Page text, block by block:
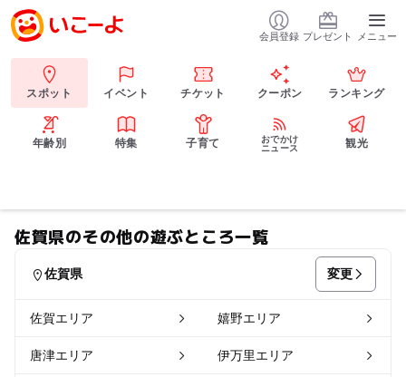
会員登録 プレゼント メニュー
スポット イベント チケット クーポン ランキング
年齢別 特集 子育て
おでかけ
ニュース
観光
佐賀県のその他の遊ぶところ一覧
佐賀県 変更
佐賀エリア 嬉野エリア
唐津エリア 伊万里エリア